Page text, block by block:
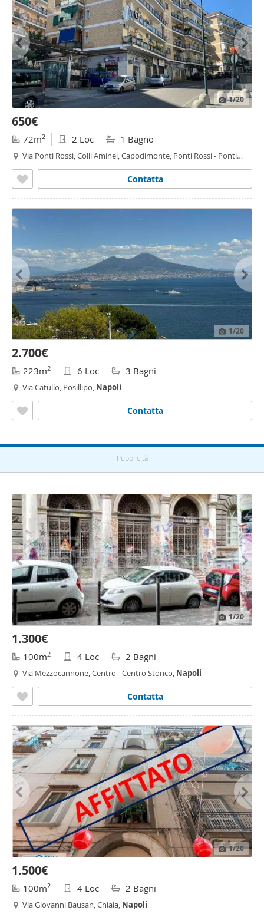
1/20
650€
72m2 2 Loc 1 Bagno
Via Ponti Rossi, Colli Aminei, Capodimonte, Ponti Rossi - Ponti
Contatta
1/20
2.700€
223m2 6 Loc 3 Bagni
Via Catullo, Posillipo, Napoli
Contatta
Pubblicità
1/20
1.300€
100m2 4 Loc 2 Bagni
Via Mezzocannone, Centro - Centro Storico, Napoli
Contatta
1/20
1.500€
100m2 4 Loc 2 Bagni
Via Giovanni Bausan, Chiaia, Napoli